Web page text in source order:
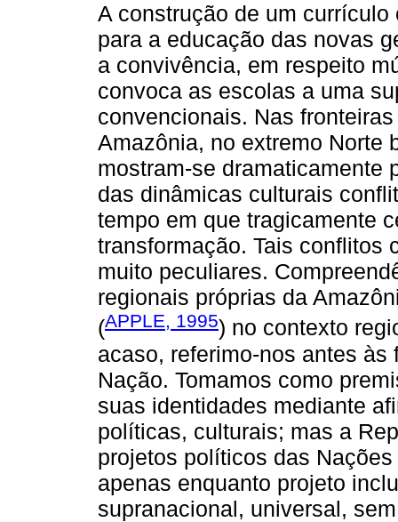
A construção de um
para a educação das novas
a convivência, em respeito
convoca as escolas a uma
convencionais. Nas
Amazônia, no extremo Norte
mostram-se dramaticamente
das dinâmicas culturais
tempo em que tragicamente
transformação. Tais conflitos
muito peculiares.
regionais próprias da
(APPLE, 1995) no contexto
acaso, referimo-nos antes
Nação. Tomamos como
suas identidades mediante
políticas, culturais; mas a
projetos políticos das
apenas enquanto projeto
supranacional, universal,